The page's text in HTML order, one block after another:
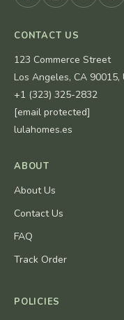
CONTACT US
123 Commerce Street
Los Angeles, CA 90015,
+1 (323) 325-2832
[email protected]
lulahomes.es
ABOUT
About Us
Contact Us
FAQ
Track Order
POLICIES